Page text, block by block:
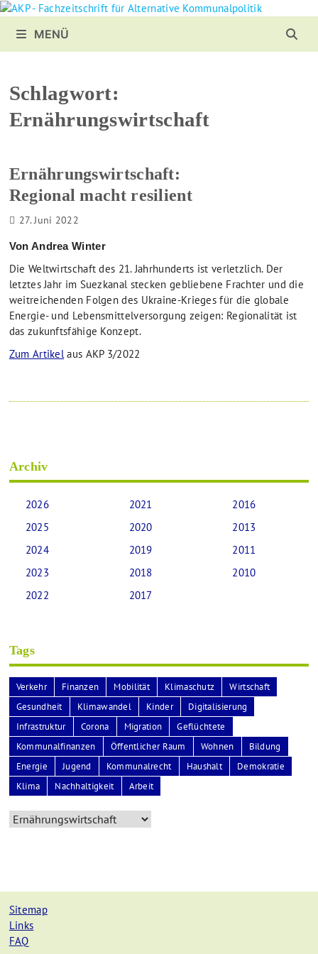
Zurück
Inhalt
MENÜ
Schlagwort:
Ernährungswirtschaft
Ernährungswirtschaft:
Regional macht resilient
27. Juni 2022
Von Andrea Winter
Die Weltwirtschaft des 21. Jahrhunderts ist verletzlich. Der
letztes Jahr im Suezkanal stecken gebliebene Frachter und die
weitreichenden Folgen des Ukraine-Krieges für die globale
Energie- und Lebensmittelversorgung zeigen: Regionalität ist
das zukunftsfähige Konzept.
Zum Artikelaus AKP 3/2022
Archiv
2026
2025
2024
2023
2022
2021
2020
2019
2018
2017
2016
2013
2011
2010
Tags
Verkehr Finanzen Mobilität Klimaschutz
Wirtschaft
Gesundheit
Klimawandel Kinder
Digitalisierung
Infrastruktur
Corona Migration
Geflüchtete
Kommunalfinanzen
Öffentlicher Raum Wohnen
Bildung
Energie
Jugend Kommunalrecht Haushalt
Demokratie
Klima
Nachhaltigkeit Arbeit
Sitemap
Links
FAQ